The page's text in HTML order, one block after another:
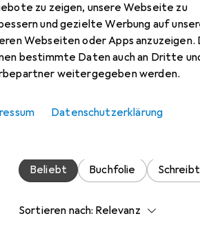
zu zeigen, unsere Webseite zu
und gezielte Werbung auf
Webseiten oder Apps anzuzeigen.
bestimmte Daten auch an Dritte
weitergegeben werden.
Datenschutzerklärung
Zubehör für
Hier findest du passendes Zubehör
Beliebt Buchfolie
Sortieren nach: Relevanz